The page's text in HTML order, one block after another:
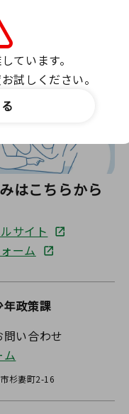
はこちらから
サイト
ーム
年政策課
い合わせ
ム
杉妻町2-16
ています。
試しください。